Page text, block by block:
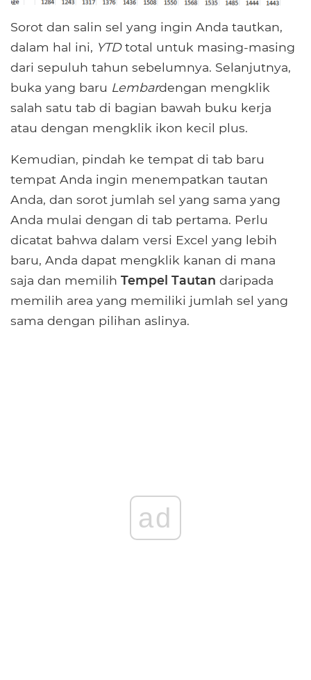
Sorot dan salin sel yang ingin Anda tautkan,
dalam hal ini, YTDtotal untuk masing-masing
dari sepuluh tahun sebelumnya. Selanjutnya,
buka yang baru Lembardengan mengklik
salah satu tab di bagian bawah buku kerja
atau dengan mengklik ikon kecil plus.
Kemudian, pindah ke tempat di tab baru
tempat Anda ingin menempatkan tautan
Anda, dan sorot jumlah sel yang sama yang
Anda mulai dengan di tab pertama. Perlu
dicatat bahwa dalam versi Excel yang lebih
baru, Anda dapat mengklik kanan di mana
saja dan memilih Tempel Tautan daripada
memilih area yang memiliki jumlah sel yang
sama dengan pilihan aslinya.
ad